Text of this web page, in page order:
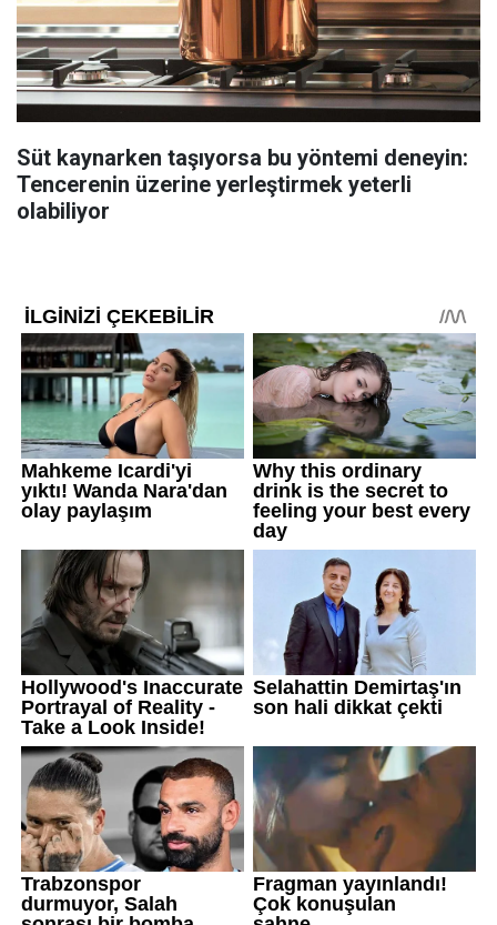
Süt kaynarken taşıyorsa bu yöntemi deneyin:
Tencerenin üzerine yerleştirmek yeterli
olabiliyor